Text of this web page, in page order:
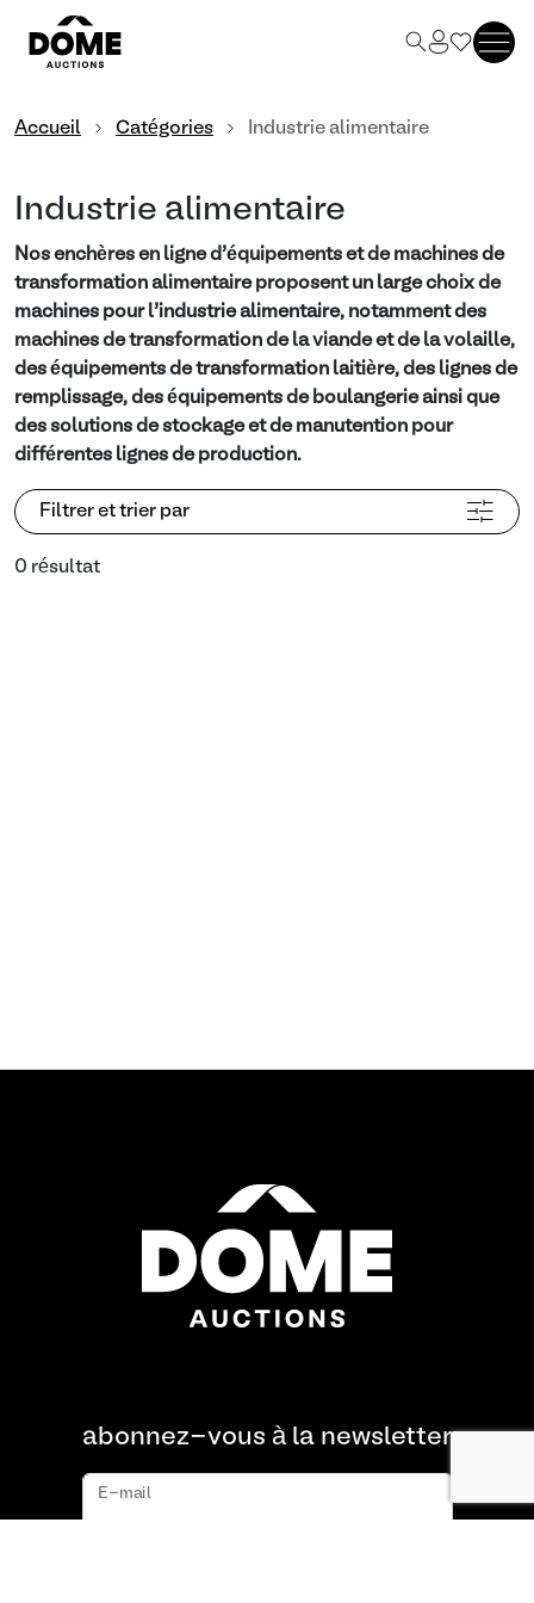
Accueil Catégories Industrie alimentaire
Industrie alimentaire
Nos enchères en ligne d’équipements et de machines de
transformation alimentaire proposent un large choix de
machines pour l’industrie alimentaire, notamment des
machines de transformation de la viande et de la volaille,
des équipements de transformation laitière, des lignes de
remplissage, des équipements de boulangerie ainsi que
des solutions de stockage et de manutention pour
différentes lignes de production.
Filtrer et trier par
0 résultat
abonnez-vous à la newsletter
E-mail